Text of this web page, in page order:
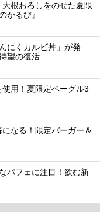
根おろしをのせた夏限
かるび』
にくカルビ丼」が発
望の復活
用！夏限定ベーグル3
なる！限定バーガー＆
パフェに注目！飲む新